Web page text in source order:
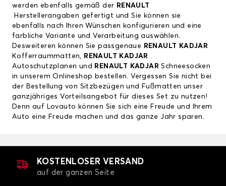
werden ebenfalls gemäß der RENAULT
Herstellerangaben gefertigt und Sie können sie
ebenfalls nach Ihren Wünschen konfigurieren und eine
farbliche Variante und Verarbeitung auswählen.
Desweiteren können Sie passgenaue RENAULT KADJAR
Kofferraummatten, RENAULT KADJAR
Autoschutzplanen und RENAULT KADJAR Schneesocken
in unserem Onlineshop bestellen. Vergessen Sie nicht bei
der Bestellung von Sitzbezügen und Fußmatten unser
ganzjähriges Vorteilsangebot für dieses Set zu nutzen!
Denn auf Lovauto können Sie sich eine Freude und Ihrem
Auto eine Freude machen und das ganze Jahr sparen.
KOSTENLOSER VERSAND
auf der ganzen Seite